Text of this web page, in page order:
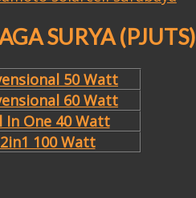
SURYA (PJUTS)
50 Watt
60 Watt
In One 40 Watt
100 Watt